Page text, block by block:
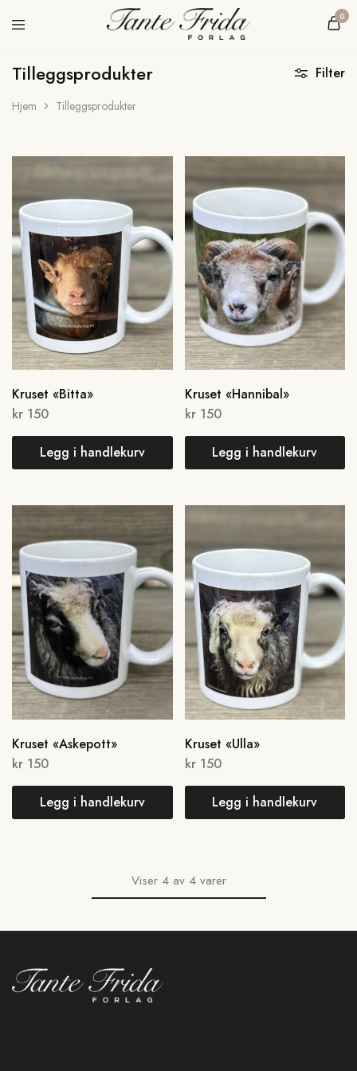
Forlag
0
Tilleggsprodukter
Hjem Tilleggsprodukter
Filter
Kruset «Bitta»
kr 150
Legg i handlekurv
Kruset «Hannibal»
kr150
Legg i handlekurv
Kruset «Askepott»
kr 150
Legg i handlekurv
Kruset «Ulla»
kr150
Legg i handlekurv
Viser4 av 4 varer